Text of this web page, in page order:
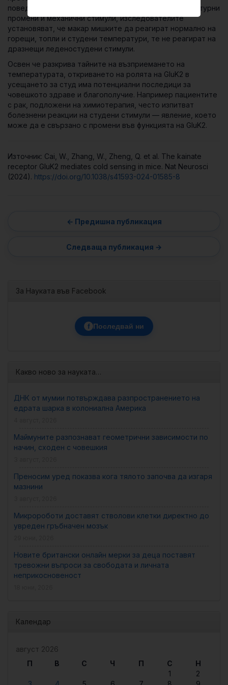
поведенческите реакции на животните към температурни
промени и механични стимули, изследователите
установяват, че макар мишките да реагират нормално на
горещи, топли и студени температури, те не реагират на
дразнещи леденостудени стимули.
Освен че разкрива тайните на възприемането на
температурата, откриването на ролята на GluK2 в
усещането за студ има потенциални последици за
човешкото здраве и благополучие. Например пациентите
с рак, подложени на химиотерапия, често изпитват
болезнени реакции на студени стимули — явление, което
може да е свързано с промени във функцията на GluK2.
Източник: Cai, W., Zhang, W., Zheng, Q. et al. The kainate
receptor GluK2 mediates cold sensing in mice. Nat Neurosci
(2024). https://doi.org/10.1038/s41593-024-01585-8
За Науката във Facebook
f Последвай ни
Какво ново за науката…
ДНК от мумии потвърждава разпространението на
едрата шарка в колониална Америка
Маймуните разпознават геометрични зависимости по
начин, сходен с човешкия
Преносим уред показва кога тялото започва да изгаря
мазнини
Микророботи доставят стволови клетки директно до
увреден гръбначен мозък
Новите британски онлайн мерки за деца поставят
тревожни въпроси за свободата и личната
неприкосновеност
Календар
август 2026
П
В С Ч П С
Н
1
2